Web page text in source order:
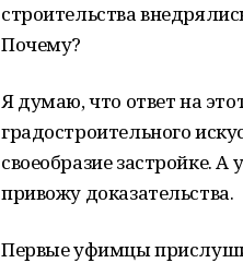
строительства
Почему?
Я думаю, что ответ на
градостроительного
своеобразие застройке.
привожу доказательства.
Первые уфимцы